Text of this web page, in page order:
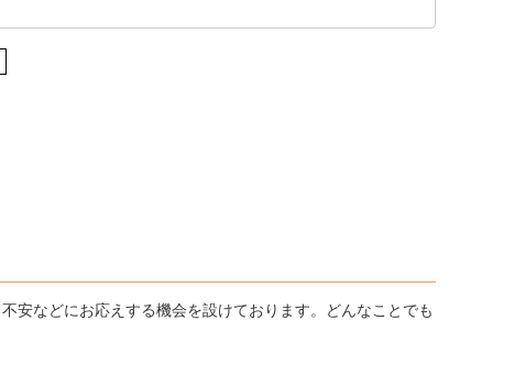
安などにお応えする機会を設けております。どんなことでも